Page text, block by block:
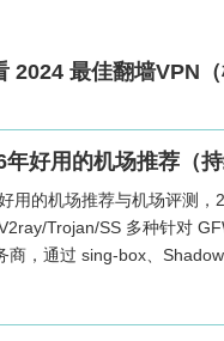
2024 最佳翻墙VPN（
年好用的机场推荐（持
用的机场推荐与机场评测，
Trojan/SS 多种针对
商，通过 sing-box、
访问海外网络，Windows